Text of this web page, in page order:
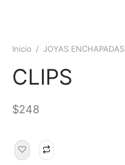
Inicio / JOYAS ENCHAPADAS
CLIPS
$248